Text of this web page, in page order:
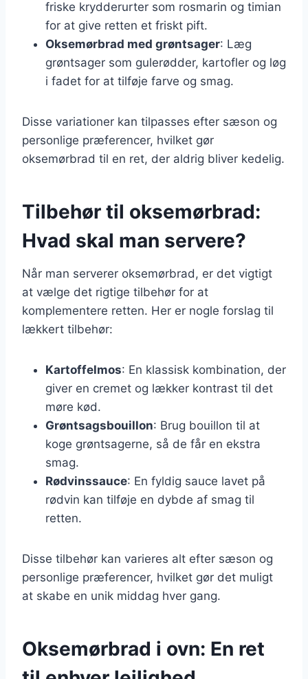
friske krydderurter som rosmarin og timian
for at give retten et friskt pift.
Oksemørbrad med grøntsager: Læg
grøntsager som gulerødder, kartofler og løg
i fadet for at tilføje farve og smag.
Disse variationer kan tilpasses efter sæson og
personlige præferencer, hvilket gør
oksemørbrad til en ret, der aldrig bliver kedelig.
Tilbehør til oksemørbrad:
Hvad skal man servere?
Når man serverer oksemørbrad, er det vigtigt
at vælge det rigtige tilbehør for at
komplementere retten. Her er nogle forslag til
lækkert tilbehør:
Kartoffelmos: En klassisk kombination, der
giver en cremet og lækker kontrast til det
møre kød.
Grøntsagsbouillon: Brug bouillon til at
koge grøntsagerne, så de får en ekstra
smag.
Rødvinssauce: En fyldig sauce lavet på
rødvin kan tilføje en dybde af smag til
retten.
Disse tilbehør kan varieres alt efter sæson og
personlige præferencer, hvilket gør det muligt
at skabe en unik middag hver gang.
Oksemørbrad i ovn: En ret